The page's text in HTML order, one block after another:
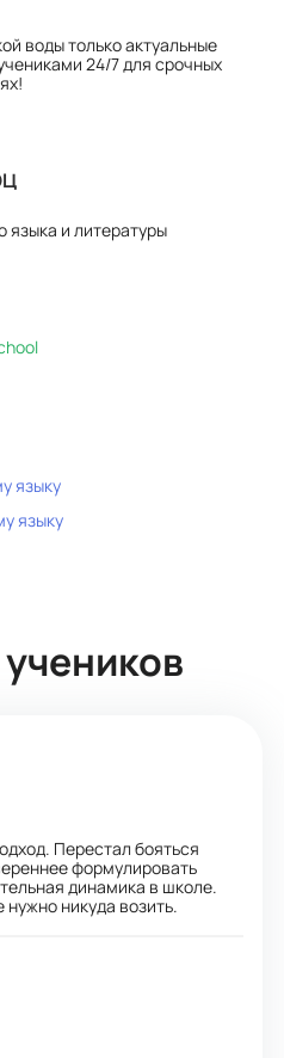
воды только актуальные
24/7 для срочных
языка и литературы
языку
языку
Перестал бояться
формулировать
динамика в школе.
никуда возить.